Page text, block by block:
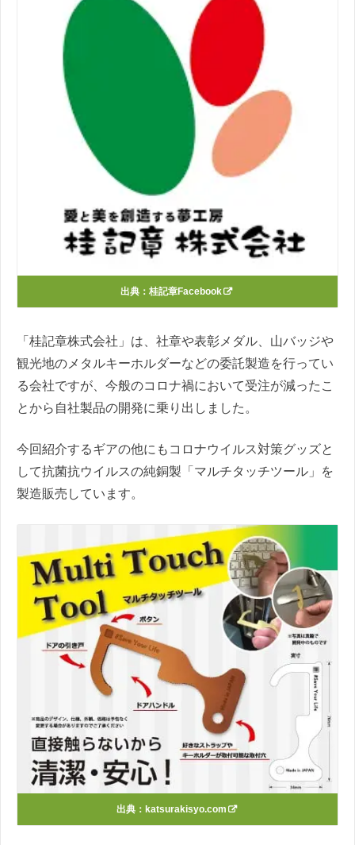
出典： 桂記章Facebook
「桂記章株式会社」は、社章や表彰メダル、山バッジや
観光地のメタルキーホルダーなどの委託製造を行ってい
る会社ですが、今般のコロナ禍において受注が減ったこ
とから自社製品の開発に乗り出しました。
今回紹介するギアの他にもコロナウイルス対策グッズと
して抗菌抗ウイルスの純銅製「マルチタッチツール」を
製造販売しています。
出典： katsurakisyo.com